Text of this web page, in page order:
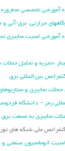
آموزشی تخصصی سه‌روزه
حرارتی، برق‏-آبی و
آموزشی امنیت سایبری
«تجزیه ‌و تحلیل
بین‌المللی برق
حملات سایبری و
رمز – دانشگاه
سایبری به صنعت برق
ملی شبکه های
اتوماسیون صنعتی و